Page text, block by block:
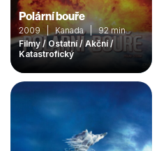
Polární bouře
2009 | Kanada | 92 min
Filmy / Ostatní / Akční /
Katastrofický